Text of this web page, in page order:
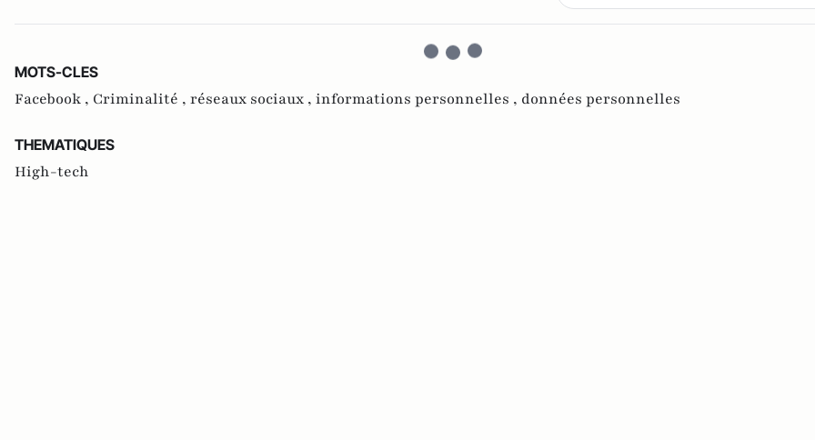
MOTS-CLES
Facebook , Criminalité , réseaux sociaux , informations personnelles , données personnelles
THEMATIQUES
High-tech